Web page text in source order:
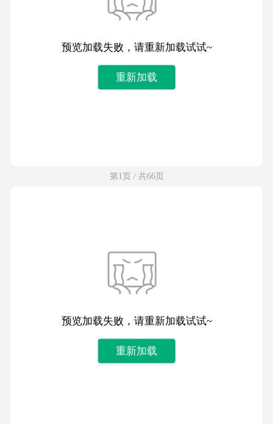
预览加载失败，请重新加载试试~
重新加载
第1页 / 共66页
预览加载失败，请重新加载试试~
重新加载